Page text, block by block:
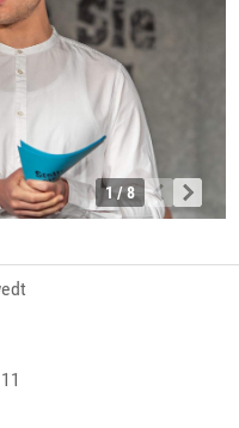
1 / 8